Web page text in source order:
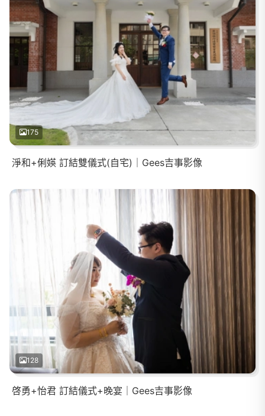
175
淨和+俐媖 訂結雙儀式(自宅)｜Gees吉事影像
128
啓勇+怡君 訂結儀式+晚宴｜Gees吉事影像